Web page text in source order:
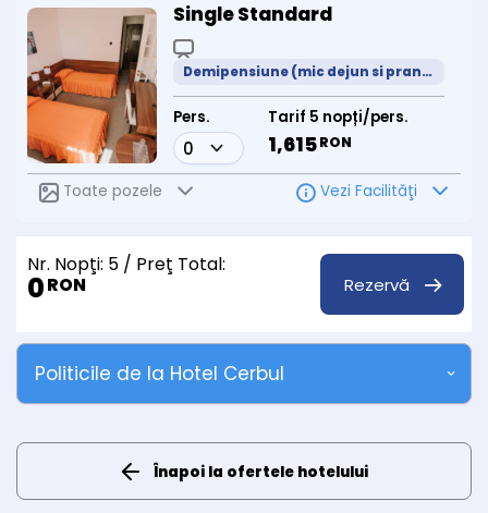
Single Standard
Demipensiune (mic dejun si pranz meniu prestabilit)
Pers. Tarif 5 nopți/pers.
1,615RON
Toate pozele Vezi Facilităţi
Nr. Nopţi: 5 / Preţ Total:
0RON Rezervă
Politicile de la Hotel Cerbul
Înapoi la ofertele hotelului